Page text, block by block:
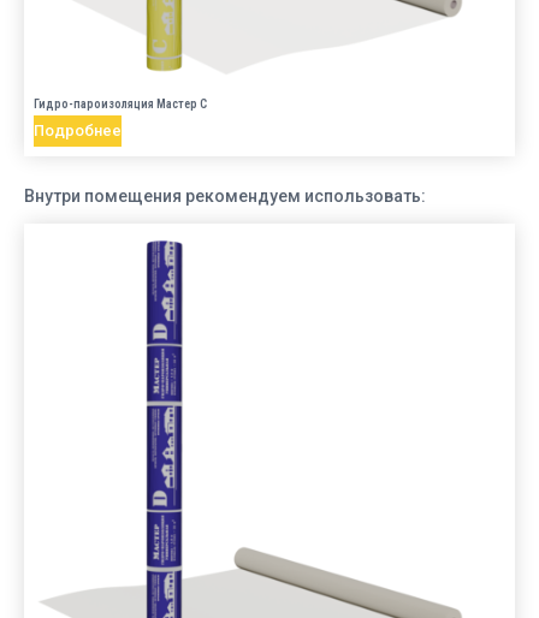
Гидро-пароизоляция Мастер C
Подробнее
Внутри помещения рекомендуем использовать: